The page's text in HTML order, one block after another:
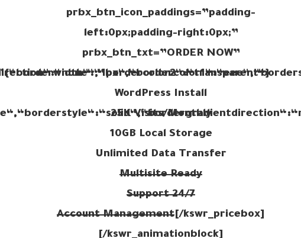
prbx_btn_icon_paddings=”padding-
left:0px;padding-right:0px;”
prbx_btn_txt=”ORDER NOW”
WordPress Install
25K Visits/Monthly
10GB Local Storage
Unlimited Data Transfer
Multisite Ready
24/7 Support
Account Management [/kswr_pricebox]
[/kswr_animationblock]